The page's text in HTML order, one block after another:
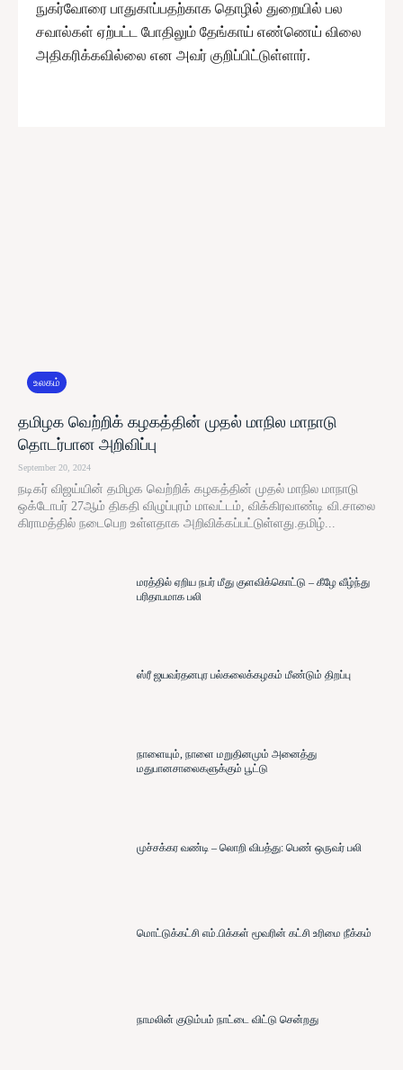
நுகர்வோரை பாதுகாப்பதற்காக தொழில் துறையில் பல
சவால்கள் ஏற்பட்ட போதிலும் தேங்காய் எண்ணெய் விலை
அதிகரிக்கவில்லை என அவர் குறிப்பிட்டுள்ளார்.
உலகம்
தமிழக வெற்றிக் கழகத்தின் முதல் மாநில மாநாடு
தொடர்பான அறிவிப்பு
September 20, 2024
நடிகர் விஜய்யின் தமிழக வெற்றிக் கழகத்தின் முதல் மாநில மாநாடு
ஒக்டோபர் 27ஆம் திகதி விழுப்புரம் மாவட்டம், விக்கிரவாண்டி வி.சாலை
கிராமத்தில் நடைபெற உள்ளதாக அறிவிக்கப்பட்டுள்ளது.தமிழ்...
மரத்தில் ஏறிய நபர் மீது குளவிக்கொட்டு – கீழே வீழ்ந்து
பரிதாபமாக பலி
ஸ்ரீ ஜயவர்தனபுர பல்கலைக்கழகம் மீண்டும் திறப்பு
நாளையும், நாளை மறுதினமும் அனைத்து
மதுபானசாலைகளுக்கும் பூட்டு
முச்சக்கர வண்டி – லொறி விபத்து: பெண் ஒருவர் பலி
மொட்டுக்கட்சி எம்.பிக்கள் மூவரின் கட்சி உரிமை நீக்கம்
நாமலின் குடும்பம் நாட்டை விட்டு சென்றது